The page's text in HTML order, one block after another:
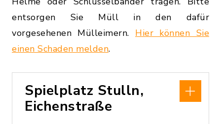
entsorgen Sie Müll in den dafür
vorgesehenen Mülleimern. Hier können Sie
einen Schaden melden.
Spielplatz Stulln,
Eichenstraße